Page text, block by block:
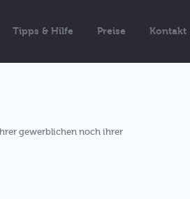
Tipps & Hilfe Preise Kontakt
gewerblichen noch ihrer